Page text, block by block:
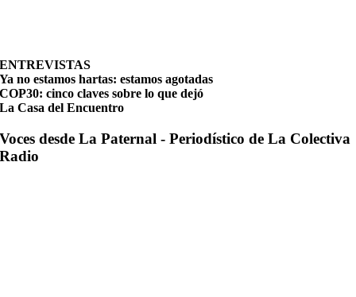
ENTREVISTAS
Ya no estamos hartas: estamos agotadas
COP30: cinco claves sobre lo que dejó
La Casa del Encuentro
Voces desde La Paternal - Periodístico de La Colectiva
Radio